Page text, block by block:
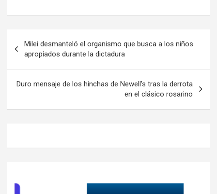
de
entradas
Milei desmanteló el organismo que busca a los niños
apropiados durante la dictadura
Duro mensaje de los hinchas de Newell’s tras la derrota
en el clásico rosarino